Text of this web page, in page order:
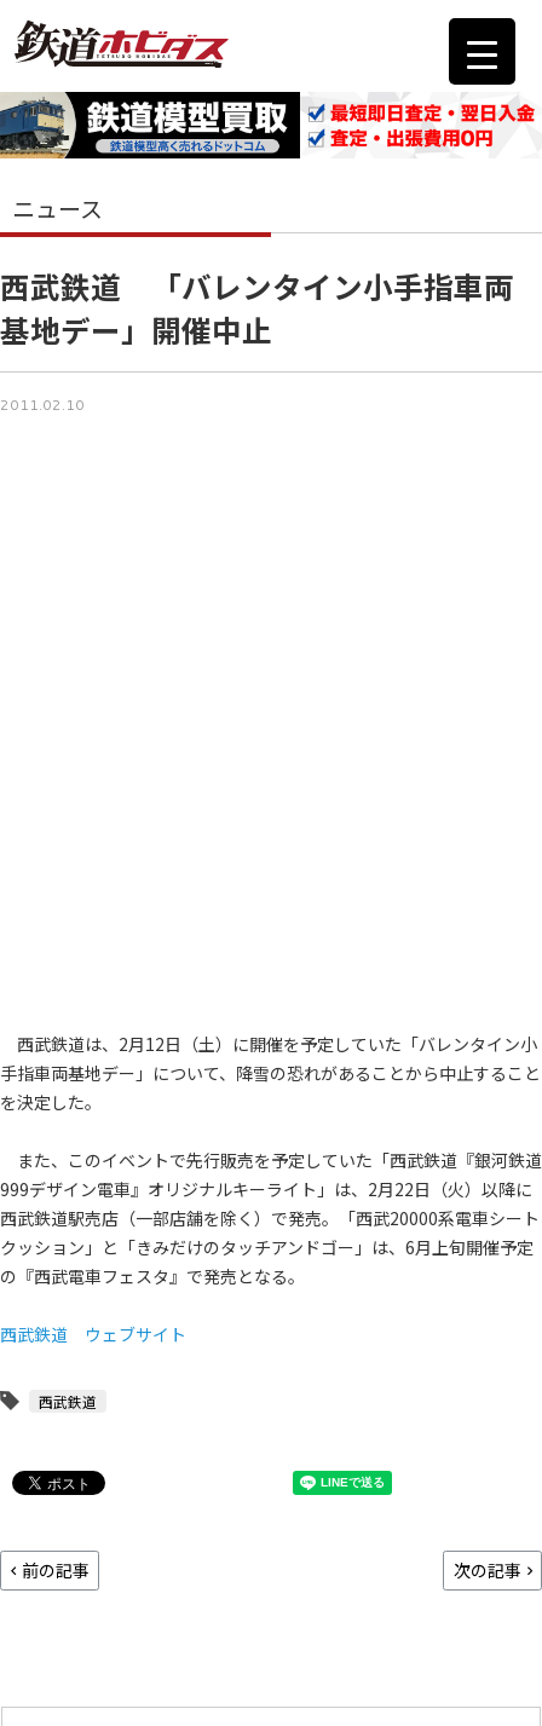
ニュース
西武鉄道 「バレンタイン小手指車両
基地デー」開催中止
2011.02.10
西武鉄道は、2月12日（土）に開催を予定していた「バレンタイン小
手指車両基地デー」について、降雪の恐れがあることから中止すること
を決定した。
また、このイベントで先行販売を予定していた「西武鉄道『銀河鉄道
999デザイン電車』オリジナルキーライト」は、2月22日（火）以降に
西武鉄道駅売店（一部店舗を除く）で発売。「西武20000系電車シート
クッション」と「きみだけのタッチアンドゴー」は、6月上旬開催予定
の『西武電車フェスタ』で発売となる。
西武鉄道 ウェブサイト
西武鉄道
前の記事 次の記事